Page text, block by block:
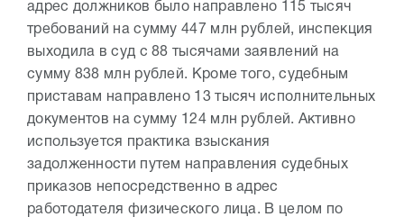
адрес должников было направлено 115 тысяч
требований на сумму 447 млн рублей, инспекция
выходила в суд с 88 тысячами заявлений на
сумму 838 млн рублей. Кроме того, судебным
приставам направлено 13 тысяч исполнительных
документов на сумму 124 млн рублей. Активно
используется практика взыскания
задолженности путем направления судебных
приказов непосредственно в адрес
работодателя физического лица. В целом по